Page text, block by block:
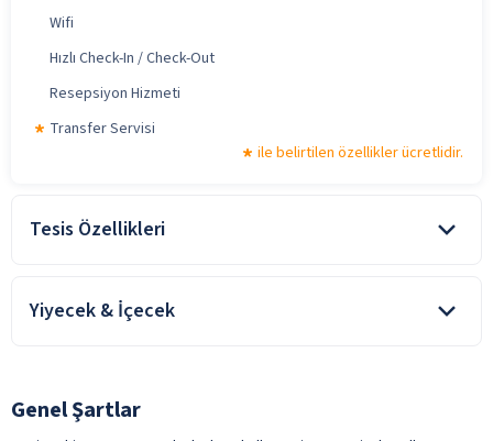
Wifi
Hızlı Check-In / Check-Out
Resepsiyon Hizmeti
Transfer Servisi
ile belirtilen özellikler ücretlidir.
Tesis Özellikleri
Teras
Yiyecek & İçecek
Serpme Kahvaltı
Genel Şartlar